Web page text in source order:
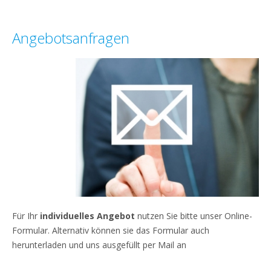
Angebotsanfragen
Für Ihr individuelles Angebot nutzen Sie bitte unser Online-
Formular. Alternativ können sie das Formular auch
herunterladen und uns ausgefüllt per Mail an